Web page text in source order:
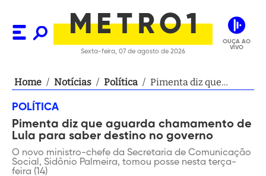
Sexta-feira, 07 de agosto de 2026
OUÇA AO
VIVO
Home / Notícias / Política / Pimenta diz que
destino no governo
POLÍTICA
Pimenta diz que aguarda chamamento de
Lula para saber destino no governo
O novo ministro-chefe da Secretaria de Comunicação
Social, Sidônio Palmeira, tomou posse nesta terça-
feira (14)